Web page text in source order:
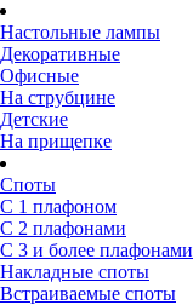
Настольные лампы
Декоративные
Офисные
На струбцине
Детские
На прищепке
Споты
С 1 плафоном
С 2 плафонами
С 3 и более плафонами
Накладные споты
Встраиваемые споты